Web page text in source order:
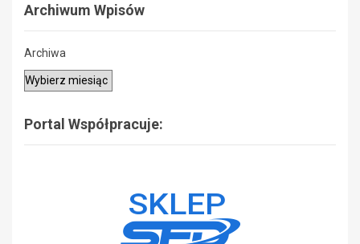
Archiwum Wpisów
Archiwa
Portal Współpracuje: